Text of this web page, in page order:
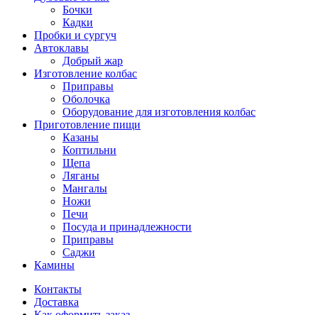
Бочки
Кадки
Пробки и сургуч
Автоклавы
Добрый жар
Изготовление колбас
Приправы
Оболочка
Оборудование для изготовления колбас
Приготовление пищи
Казаны
Коптильни
Щепа
Ляганы
Мангалы
Ножи
Печи
Посуда и принадлежности
Приправы
Саджи
Камины
Контакты
Доставка